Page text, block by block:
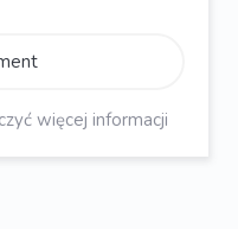
więcej informacji